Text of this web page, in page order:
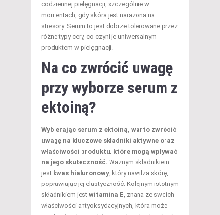
codziennej pielęgnacji, szczególnie w
momentach, gdy skóra jest narażona na
stresory. Serum to jest dobrze tolerowane przez
różne typy cery, co czyni je uniwersalnym
produktem w pielęgnacji.
Na co zwrócić uwagę
przy wyborze serum z
ektoiną?
Wybierając serum z ektoiną, warto zwrócić
uwagę na kluczowe składniki aktywne oraz
właściwości produktu, które mogą wpływać
na jego skuteczność. Ważnym składnikiem
jest kwas hialuronowy, który nawilża skórę,
poprawiając jej elastyczność. Kolejnym istotnym
składnikiem jest witamina E, znana ze swoich
właściwości antyoksydacyjnych, która może